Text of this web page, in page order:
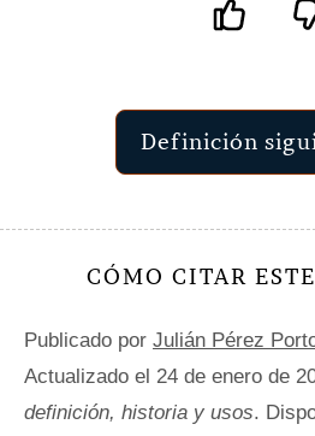
Definición
CÓMO CITAR
Publicado por Julián Pérez
Actualizado el 24 de enero de
definición, historia y usos.